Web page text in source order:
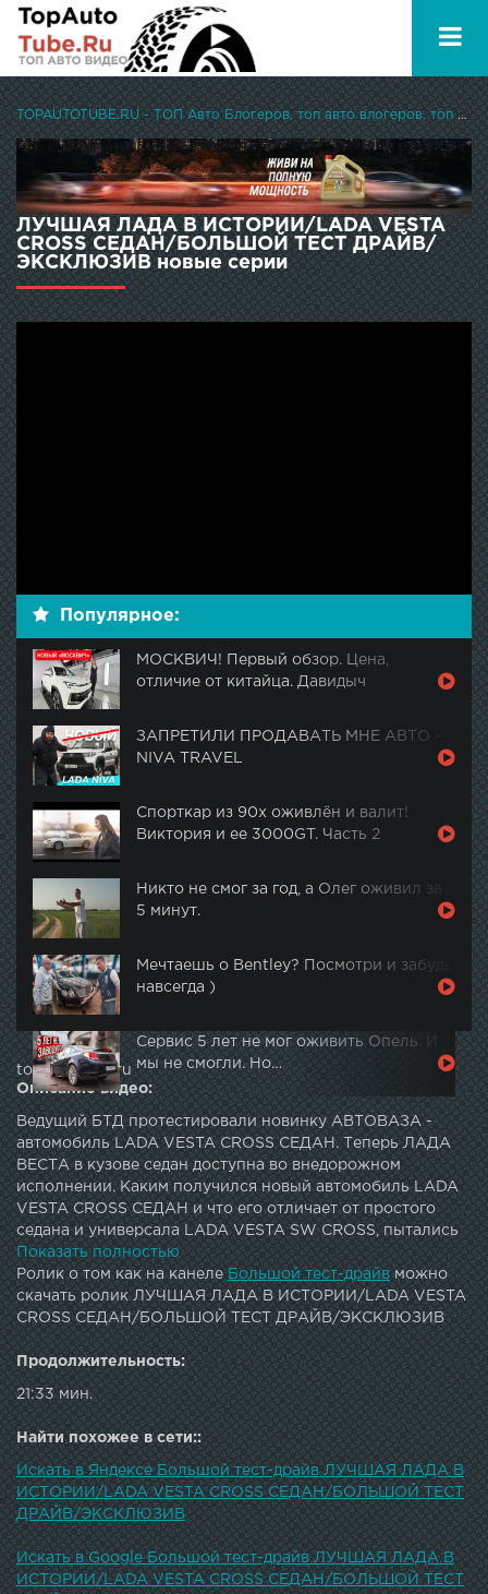
TOPAUTOTUBE.RU - ТОП Авто Блогеров, топ авто влогеров, топ авто ютуберов
ЛУЧШАЯ ЛАДА В ИСТОРИИ/LADA VESTA
CROSS СЕДАН/БОЛЬШОЙ ТЕСТ ДРАЙВ/
ЭКСКЛЮЗИВ новые серии
Популярное:
МОСКВИЧ! Первый обзор. Цена,
отличие от китайца. Давидыч
ЗАПРЕТИЛИ ПРОДАВАТЬ МНЕ АВТО -
NIVA TRAVEL
Спорткар из 90х оживлён и валит!
Виктория и ее 3000GT. Часть 2
Никто не смог за год, а Олег оживил за
5 минут.
Мечтаешь о Bentley? Посмотри и забудь
навсегда )
Сервис 5 лет не мог оживить Опель. И
мы не смогли. Но…
topautotube.ru
Описание видео:
Ведущий БТД протестировали новинку АВТОВАЗА -
автомобиль LADA VESTA CROSS СЕДАН. Теперь ЛАДА
ВЕСТА в кузове седан доступна во внедорожном
исполнении. Каким получился новый автомобиль LADA
VESTA CROSS СЕДАН и что его отличает от простого
седана и универсала LADA VESTA SW CROSS, пытались
разобраться Сергей Стиллавин и Рустам
ВахидовПодписка на канал - Наш магазин - Наш второй
канал - Подкаст «Большой тест-драйв» - Twitter: G+:
Instagram: Facebook: Vkontakte: JOIN QUIZGROUP
PARTNER PROGRAM:
Показать полностью
Ролик о том как на канеле Большой тест-драйвможно
скачать ролик ЛУЧШАЯ ЛАДА В ИСТОРИИ/LADA VESTA
CROSS СЕДАН/БОЛЬШОЙ ТЕСТ ДРАЙВ/ЭКСКЛЮЗИВ
Продолжительность:
21:33 мин.
Найти похожее в сети::
Искать в Яндексе Большой тест-драйв ЛУЧШАЯ ЛАДА В
ИСТОРИИ/LADA VESTA CROSS СЕДАН/БОЛЬШОЙ ТЕСТ
ДРАЙВ/ЭКСКЛЮЗИВ
Искать в Google Большой тест-драйв ЛУЧШАЯ ЛАДА В
ИСТОРИИ/LADA VESTA CROSS СЕДАН/БОЛЬШОЙ ТЕСТ